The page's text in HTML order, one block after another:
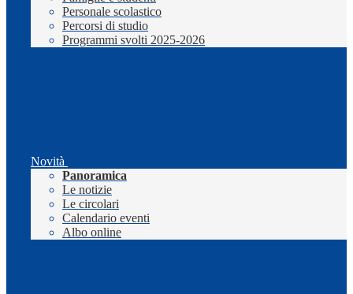
Personale scolastico
Percorsi di studio
Programmi svolti 2025-2026
Novità
Panoramica
Le notizie
Le circolari
Calendario eventi
Albo online